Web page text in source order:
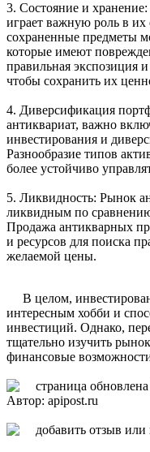
3. Состояние и
играет важную роль в
сохраненные предметы
которые имеют
правильная экспозиция
чтобы сохранить их
4. Диверсификация
антиквариат, важно
инвестирования и
Разнообразие типов
более устойчиво
5. Ликвидность: Рынок
ликвидным по
Продажа антикварных
и ресурсов для поиска
желаемой цены.
В целом,
интересным хобби и
инвестиций. Однако,
тщательно изучить
финансовые
Автор: apipost.ru